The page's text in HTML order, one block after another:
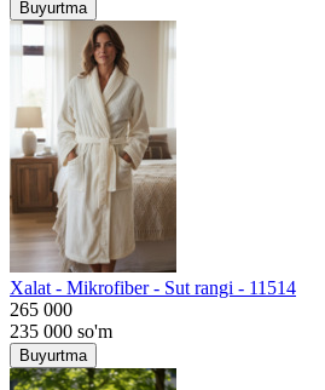
Buyurtma
Хalat - Mikrofiber - Sut rangi - 11514
265 000
235 000 so'm
Buyurtma